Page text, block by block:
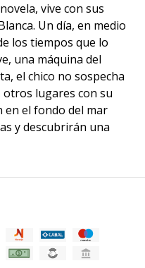
vive con sus
Un día, en medio
los tiempos que lo
una máquina del
el chico no sospecha
otros lugares con su
en el fondo del mar
y descubrirán una